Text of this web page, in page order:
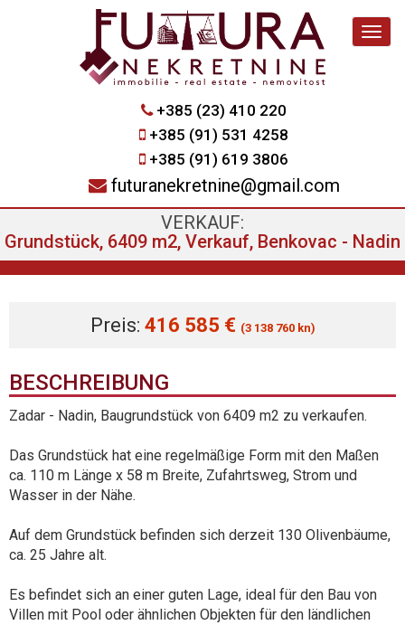
+385 (23) 410 220
+385 (91) 531 4258
+385 (91) 619 3806
futuranekretnine@gmail.com
VERKAUF:
Grundstück, 6409 m2, Verkauf, Benkovac - Nadin
Preis: 416 585 € (3 138 760 kn)
BESCHREIBUNG
Zadar - Nadin, Baugrundstück von 6409 m2 zu verkaufen.
Das Grundstück hat eine regelmäßige Form mit den Maßen
ca. 110 m Länge x 58 m Breite, Zufahrtsweg, Strom und
Wasser in der Nähe.
Auf dem Grundstück befinden sich derzeit 130 Olivenbäume,
ca. 25 Jahre alt.
Es befindet sich an einer guten Lage, ideal für den Bau von
Villen mit Pool oder ähnlichen Objekten für den ländlichen